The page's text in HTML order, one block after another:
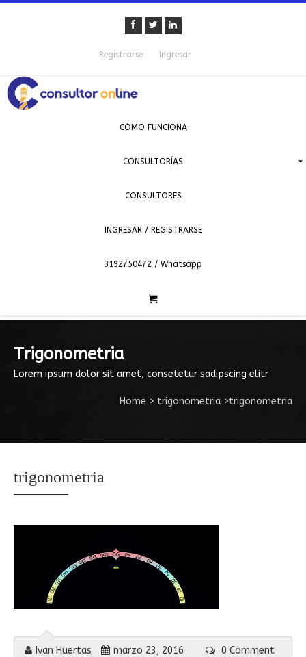
Registrarse Ingresar
CÓMO FUNCIONA
CONSULTORÍAS
CONSULTORES
INGRESAR / REGISTRARSE
3192750472 / Whatsapp
Trigonometria
Lorem ipsum dolor sit amet, consetetur sadipscing elitr
Home > trigonometria >trigonometria
trigonometria
Ivan Huertas marzo 23, 2016 0 Comment